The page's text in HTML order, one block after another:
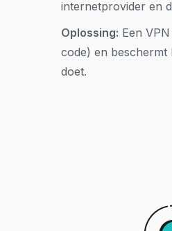
internetprovider en
Oplossing: Een
code) en beschermt
doet.